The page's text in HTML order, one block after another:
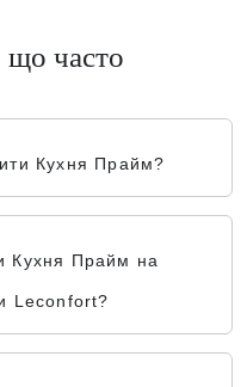
що часто
Кухня Прайм?
Кухня Прайм на
Leconfort?